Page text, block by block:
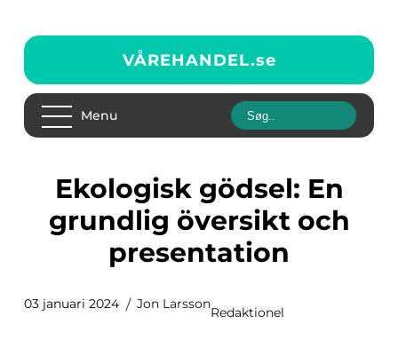
VÅREHANDEL.se
Menu
Ekologisk gödsel: En
grundlig översikt och
presentation
03 januari 2024 Jon Larsson
Redaktionel